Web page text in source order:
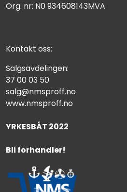
Org. nr: N0 934608143MVA
Kontakt oss:
Salgsavdelingen:
37 00 03 50
salg@nmsproff.no
www.nmsproff.no
YRKESBÅT 2022
Bli forhandler!